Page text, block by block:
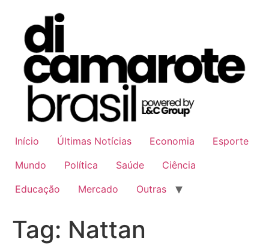
conteúdo
Início Últimas Notícias Economia
Esporte
Mundo
Política Saúde
Ciência
Educação
Mercado Outras
Tag: Nattan